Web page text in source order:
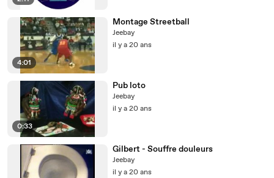
4:01
Montage Streetball
Jeebay
il y a 20 ans
0:33
Pub loto
Jeebay
il y a 20 ans
Gilbert - Souffre douleurs
Jeebay
il y a 20 ans